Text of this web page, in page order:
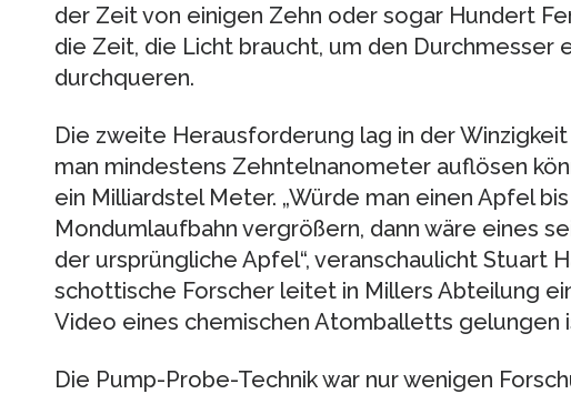
der Zeit von einigen Zehn oder sogar Hundert
die Zeit, die Licht braucht, um den Durchmesser
durchqueren.
Die zweite Herausforderung lag in der
man mindestens Zehntelnanometer auflösen
ein Milliardstel Meter. „Würde man einen Apfel
Mondumlaufbahn vergrößern, dann wäre eines
der ursprüngliche Apfel“, veranschaulicht Stuart
schottische Forscher leitet in Millers Abteilung
Video eines chemischen Atomballetts gelungen
Die Pump-Probe-Technik war nur wenigen